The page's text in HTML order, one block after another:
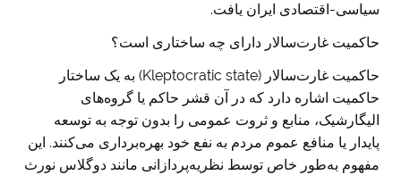
سیاسی-اقتصادی ایران یافت.
حاکمیت غارت‌سالار دارای چه ساختاری است؟
حاکمیت غارت‌سالار (Kleptocratic state) به یک ساختار
حاکمیت اشاره دارد که در آن قشر حاکم یا گروه‌های
الیگارشیک، منابع و ثروت عمومی را بدون توجه به توسعه
پایدار یا منافع عموم مردم به نفع خود بهره‌برداری می‌کنند. این
مفهوم به‌طور خاص توسط نظریه‌پردازانی مانند دوگلاس نورث